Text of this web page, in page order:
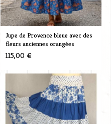
Jupe de Provence bleue avec des
fleurs anciennes orangées
115,00 €